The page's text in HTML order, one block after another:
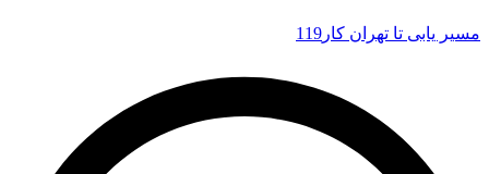
مسیر یابی تا تهران کار119